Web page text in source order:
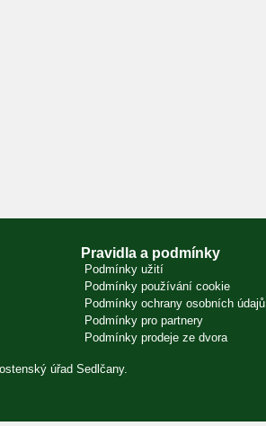
Pravidla a podmínky
Podmínky užití
Podmínky používání cookie
Podmínky ochrany osobních údajů
Podmínky pro partnery
Podmínky prodeje ze dvora
úřad Sedlčany.